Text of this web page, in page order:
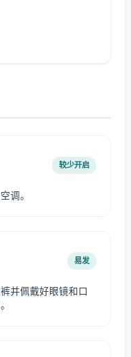
较少开启
调。
易发
并佩戴好眼镜和口